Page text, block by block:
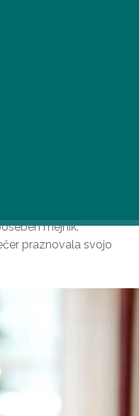
mejnik:
praznovala svojo